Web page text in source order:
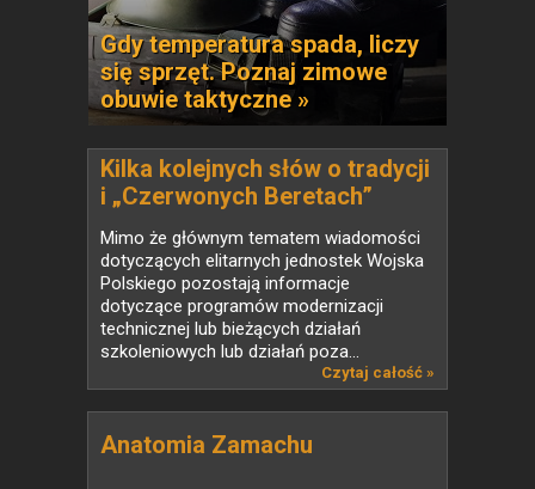
Gdy temperatura spada, liczy
się sprzęt. Poznaj zimowe
obuwie taktyczne »
Kilka kolejnych słów o tradycji
i „Czerwonych Beretach”
Mimo że głównym tematem wiadomości
dotyczących elitarnych jednostek Wojska
Polskiego pozostają informacje
dotyczące programów modernizacji
technicznej lub bieżących działań
szkoleniowych lub działań poza...
Czytaj całość »
Anatomia Zamachu